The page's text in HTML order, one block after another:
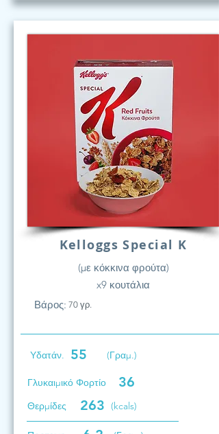
Kelloggs Special K
(με κόκκινα φρούτα)
x9 κουτάλια
Βάρος: 70 γρ.
Υδατάν. 55 (Γραμ.)
Γλυκαιμικό Φορτίο 36
Θερμίδες 263 (kcals)